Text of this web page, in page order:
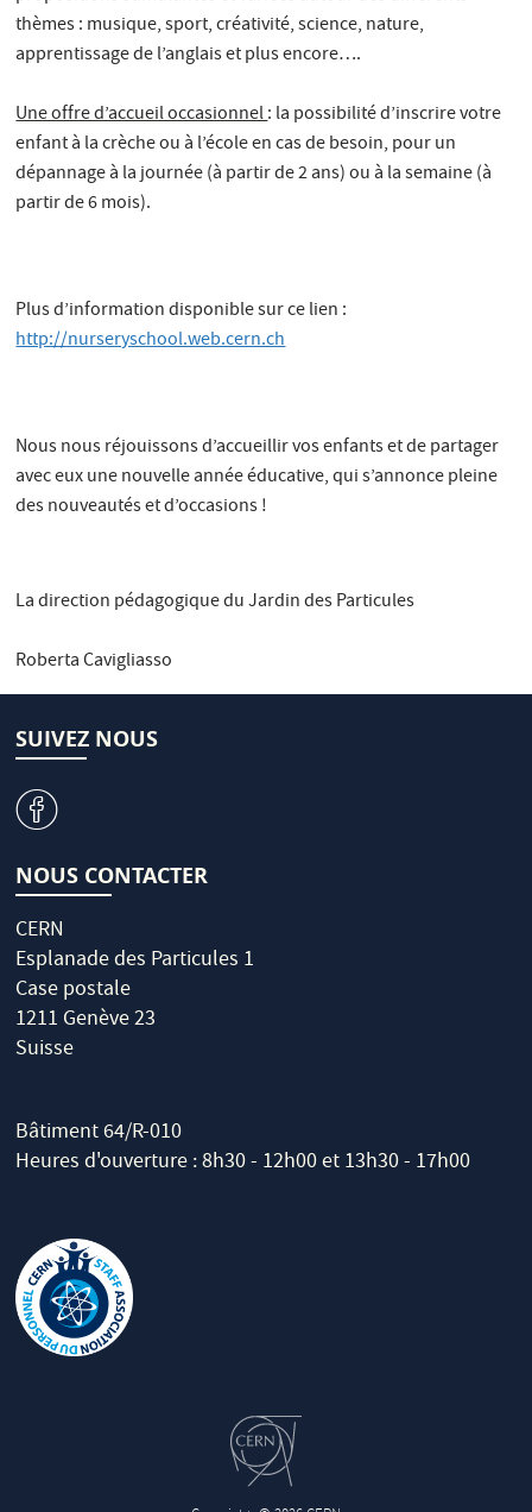
thèmes : musique, sport, créativité, science, nature,
apprentissage de l’anglais et plus encore….
Une offre d’accueil occasionnel: la possibilité d’inscrire votre
enfant à la crèche ou à l’école en cas de besoin, pour un
dépannage à la journée (à partir de 2 ans) ou à la semaine (à
partir de 6 mois).
Plus d’information disponible sur ce lien :
http://nurseryschool.web.cern.ch
Nous nous réjouissons d’accueillir vos enfants et de partager
avec eux une nouvelle année éducative, qui s’annonce pleine
des nouveautés et d’occasions !
La direction pédagogique du Jardin des Particules
Roberta Cavigliasso
SUIVEZ NOUS
v
NOUS CONTACTER
CERN
Esplanade des Particules 1
Case postale
1211 Genève 23
Suisse
Bâtiment 64/R-010
Heures d'ouverture : 8h30 - 12h00 et 13h30 - 17h00